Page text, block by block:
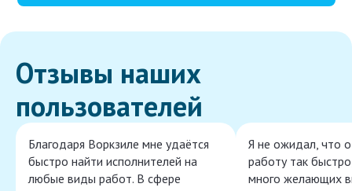
Отзывы наших
пользователей
Благодаря Воркзиле мне удаётся
быстро найти исполнителей на
любые виды работ. В сфере
Я не ожидал, что
работу так
много желающих